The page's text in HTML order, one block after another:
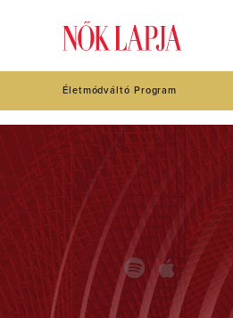
Életmódváltó Program